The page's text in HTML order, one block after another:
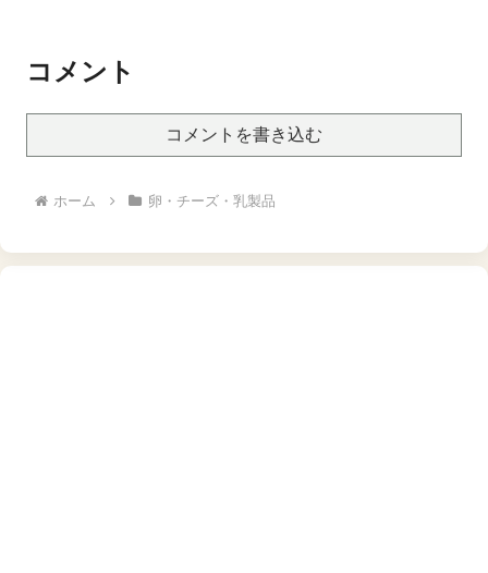
とジュース ベジタブル ピ
クルス つまみ 内祝い お返
コメント
コメントを書き込む
ホーム 卵・チーズ・乳製品